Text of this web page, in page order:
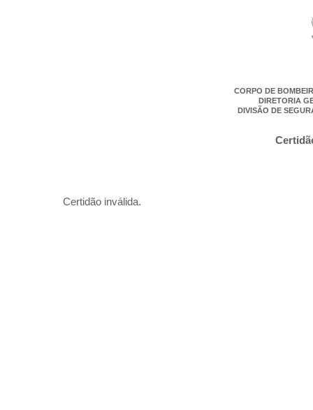
CORPO DE
DIRETORIA
DIVISÃO DE
Certidão inválida.